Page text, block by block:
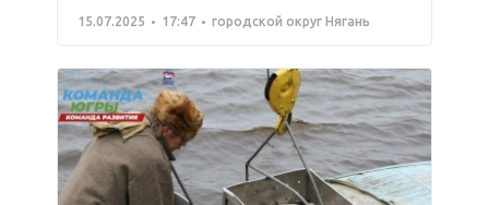
15.07.2025 17:47 городской округ Нягань